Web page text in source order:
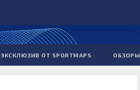
ЭКСКЛЮЗИВ ОТ SPORTMAPS ОБЗОРЫ